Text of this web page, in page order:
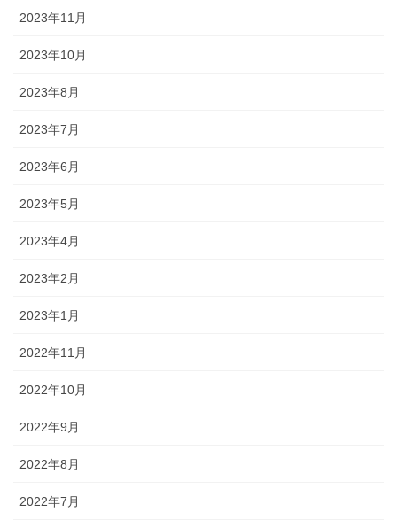
2023年11月
2023年10月
2023年8月
2023年7月
2023年6月
2023年5月
2023年4月
2023年2月
2023年1月
2022年11月
2022年10月
2022年9月
2022年8月
2022年7月